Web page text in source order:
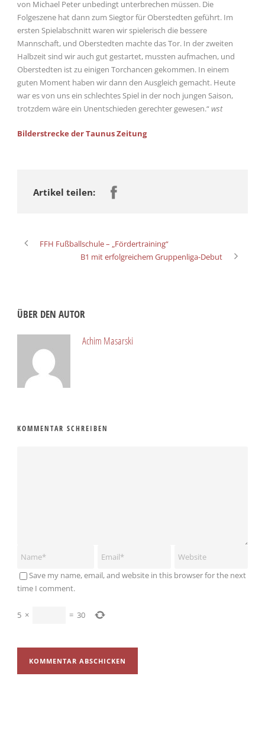
von Michael Peter unbedingt unterbrechen müssen. Die
Folgeszene hat dann zum Siegtor für Oberstedten geführt. Im
ersten Spielabschnitt waren wir spielerisch die bessere
Mannschaft, und Oberstedten machte das Tor. In der zweiten
Halbzeit sind wir auch gut gestartet, mussten aufmachen, und
Oberstedten ist zu einigen Torchancen gekommen. In einem
guten Moment haben wir dann den Ausgleich gemacht. Heute
war es von uns ein schlechtes Spiel in der noch jungen Saison,
trotzdem wäre ein Unentschieden gerechter gewesen.“wst
Bilderstrecke der Taunus Zeitung
Artikel teilen:
FFH Fußballschule – „Fördertraining“
B1 mit erfolgreichem Gruppenliga-Debut
ÜBER DEN AUTOR
Achim Masarski
KOMMENTAR SCHREIBEN
Save my name, email, and website in this browser for the next
time I comment.
5 × = 30